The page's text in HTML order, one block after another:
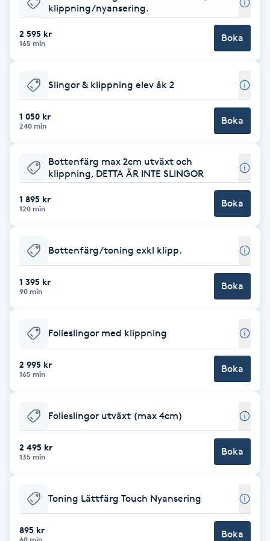
Babylights
Balayage
Bambumassage
Barber
Barnklippning
Blowout
Bottenfärg
Brynformning
Brynfärgning
Brynplockning
Bröllopsuppsättning
Celluliter
Coachning
Color correction
klippning/nyansering.
2 595 kr
165 min Boka
Slingor & klippning elev åk 2
1 050 kr
240 min Boka
Bottenfärg max 2cm utväxt och
klippning, DETTA ÄR INTE SLINGOR
1 895 kr
120 min Boka
Bottenfärg/toning exkl klipp.
1 395 kr
90 min Boka
Folieslingor med klippning
2 995 kr
165 min Boka
Folieslingor utväxt (max 4cm)
2 495 kr
135 min Boka
Toning Lättfärg Touch Nyansering
895 kr Boka